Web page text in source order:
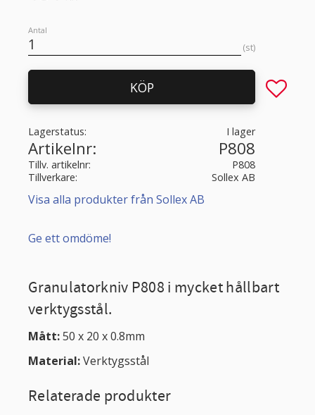
Antal
st
KÖP Lägg till
Lagerstatus I lager
Artikelnr P808
Tillv. artikelnr
P808
Tillverkare
Sollex AB
Visa alla produkter från Sollex AB
Ge ett omdöme!
Granulatorkniv P808 i mycket hållbart
verktygsstål.
Mått:50 x 20 x 0.8mm
Material:Verktygsstål
Relaterade produkter